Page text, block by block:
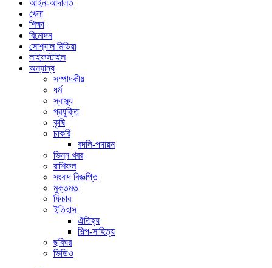
আইন-আদালত
খেলা
শিক্ষা
বিনোদন
সোশ্যাল মিডিয়া
লাইফস্টাইল
অন্যান্য
সম্পাদকীয়
ধর্ম
স্বাস্থ্য
প্রযুক্তি
কৃষি
চাকরি
বদলি-পদায়ন
ভিন্ন খবর
রাশিফল
সংবাদ বিজ্ঞপ্তি
মুক্তমত
ফিচার
ইতিহাস
ঐতিহ্য
শিল্প-সাহিত্য
ছবিঘর
ভিডিও